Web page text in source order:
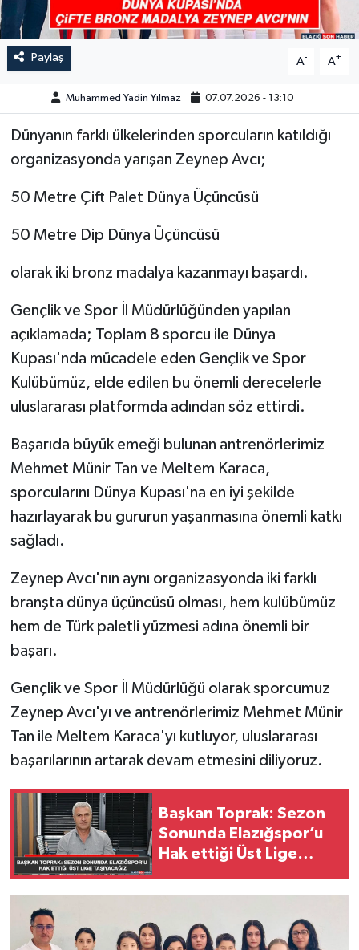
Paylaş A- A+
Muhammed Yadin Yılmaz 07.07.2026 - 13:10
Dünyanın farklı ülkelerinden sporcuların katıldığı
organizasyonda yarışan Zeynep Avcı;
50 Metre Çift Palet Dünya Üçüncüsü
50 Metre Dip Dünya Üçüncüsü
olarak iki bronz madalya kazanmayı başardı.
Gençlik ve Spor İl Müdürlüğünden yapılan
açıklamada; Toplam 8 sporcu ile Dünya
Kupası'nda mücadele eden Gençlik ve Spor
Kulübümüz, elde edilen bu önemli derecelerle
uluslararası platformda adından söz ettirdi.
Başarıda büyük emeği bulunan antrenörlerimiz
Mehmet Münir Tan ve Meltem Karaca,
sporcularını Dünya Kupası'na en iyi şekilde
hazırlayarak bu gururun yaşanmasına önemli katkı
sağladı.
Zeynep Avcı'nın aynı organizasyonda iki farklı
branşta dünya üçüncüsü olması, hem kulübümüz
hem de Türk paletli yüzmesi adına önemli bir
başarı.
Gençlik ve Spor İl Müdürlüğü olarak sporcumuz
Zeynep Avcı'yı ve antrenörlerimiz Mehmet Münir
Tan ile Meltem Karaca'yı kutluyor, uluslararası
başarılarının artarak devam etmesini diliyoruz.
Başkan Toprak: Sezon
Sonunda Elazığspor’u
Hak ettiği Üst Lige
MEDYA
ÖZEL HABER
POLİTİKA
SAĞLIK
SİYASET